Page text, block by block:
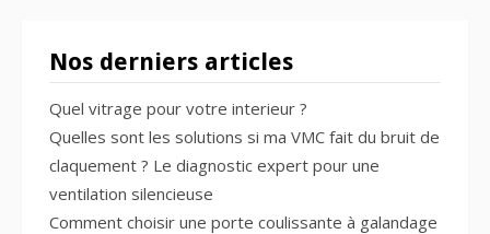
Nos derniers articles
Quel vitrage pour votre interieur ?
Quelles sont les solutions si ma VMC fait du bruit de
claquement ? Le diagnostic expert pour une
ventilation silencieuse
Comment choisir une porte coulissante à galandage